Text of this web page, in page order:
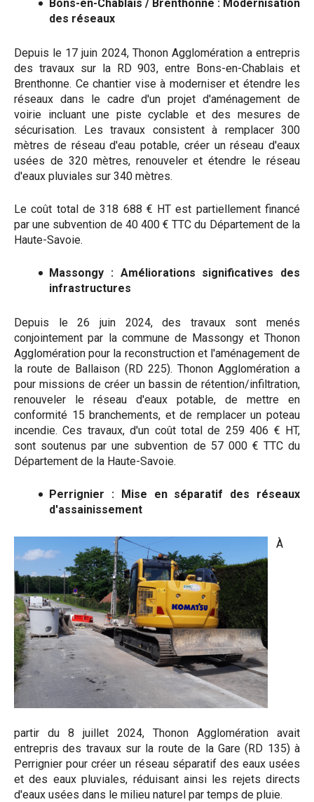
Bons-en-Chablais / Brenthonne : Modernisation
des réseaux
Depuis le 17 juin 2024, Thonon Agglomération a entrepris
des travaux sur la RD 903, entre Bons-en-Chablais et
Brenthonne. Ce chantier vise à moderniser et étendre les
réseaux dans le cadre d'un projet d'aménagement de
voirie incluant une piste cyclable et des mesures de
sécurisation. Les travaux consistent à remplacer 300
mètres de réseau d'eau potable, créer un réseau d'eaux
usées de 320 mètres, renouveler et étendre le réseau
d'eaux pluviales sur 340 mètres.
Le coût total de 318 688 € HT est partiellement financé
par une subvention de 40 400 € TTC du Département de la
Haute-Savoie.
Massongy : Améliorations significatives des
infrastructures
Depuis le 26 juin 2024, des travaux sont menés
conjointement par la commune de Massongy et Thonon
Agglomération pour la reconstruction et l'aménagement de
la route de Ballaison (RD 225). Thonon Agglomération a
pour missions de créer un bassin de rétention/infiltration,
renouveler le réseau d'eaux potable, de mettre en
conformité 15 branchements, et de remplacer un poteau
incendie. Ces travaux, d'un coût total de 259 406 € HT,
sont soutenus par une subvention de 57 000 € TTC du
Département de la Haute-Savoie.
Perrignier : Mise en séparatif des réseaux
d'assainissement
À
partir du 8 juillet 2024, Thonon Agglomération avait
entrepris des travaux sur la route de la Gare (RD 135) à
Perrignier pour créer un réseau séparatif des eaux usées
et des eaux pluviales, réduisant ainsi les rejets directs
d'eaux usées dans le milieu naturel par temps de pluie.